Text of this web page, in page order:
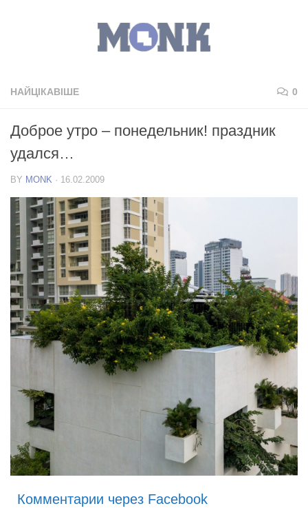
НАЙЦІКАВІШЕ 0
Доброе утро – понедельник! праздник
удался…
BY MONK · 16.02.2009
Комментарии через Facebook